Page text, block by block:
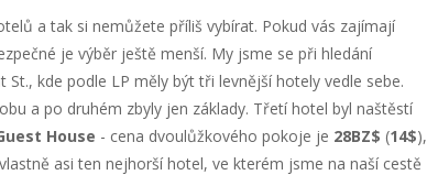
a tak si nemůžete příliš vybírat. Pokud vás zajímají
je výběr ještě menší. My jsme se při hledání
kde podle LP měly být tři levnější hotely vedle sebe.
a po druhém zbyly jen základy. Třetí hotel byl naštěstí
House - cena dvoulůžkového pokoje je 28BZ$ (14$),
asi ten nejhorší hotel, ve kterém jsme na naší cestě